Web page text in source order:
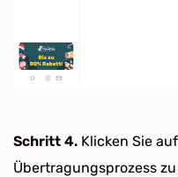
Schritt 4. Klicken Sie auf
Übertragungsprozess